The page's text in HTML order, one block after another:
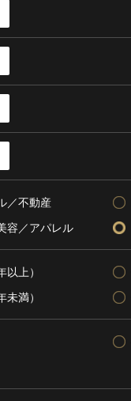
／不動産
容／アパレル
以上）
未満）